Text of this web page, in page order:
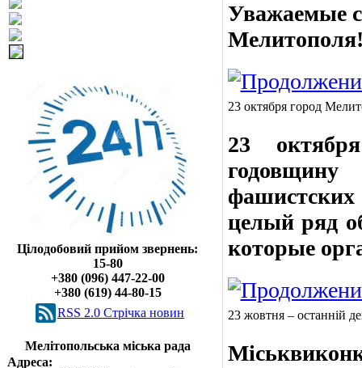
Цілодобовий прийом звернень:
15-80
+380 (096) 447-22-00
+380 (619) 44-80-15
RSS 2.0 Cтрічка новин
Мелітопольська міська рада
Адреса:
Уважаемые
23 октября город
23
целый ряд
которые
23 жовтня – останній